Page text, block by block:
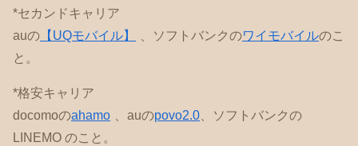
*セカンドキャリア
auの 【UQモバイル】 、ソフトバンクのワイモバイルのこ
と。
*格安キャリア
docomoのahamo 、auのpovo2.0 、ソフトバンクの
LINEMO のこと。